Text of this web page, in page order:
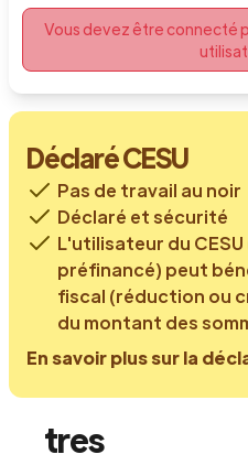
Vous devez être connecté
Déclaré CESU
Pas de travail au noir
Déclaré et sécurité
L'utilisateur du
préfinancé) peut
fiscal (réduction ou
du montant des
En savoir plus sur la
tres